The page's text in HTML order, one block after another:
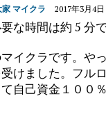
家 マイクラ 2017年3月4日
な時間は約 5 分で
イクラです。や
けました。フル
自己資金１００